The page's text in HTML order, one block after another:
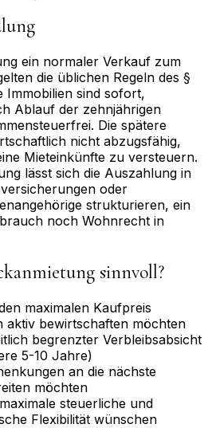
ein normaler Verkauf zum
die üblichen Regeln des §
Immobilien sind sofort,
Ablauf der zehnjährigen
Die spätere
nicht abzugsfähig,
Mieteinkünfte zu versteuern.
lässt sich die Auszahlung in
oder
strukturieren, ein
noch Wohnrecht in
sinnvoll?
maximalen Kaufpreis
aktiv bewirtschaften möchten
begrenzter Verbleibsabsicht
5-10 Jahre)
an die nächste
möchten
steuerliche und
Flexibilität wünschen